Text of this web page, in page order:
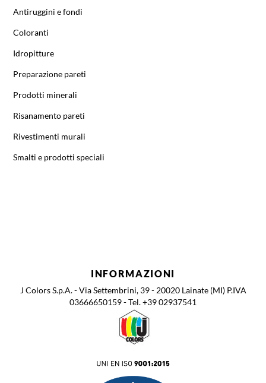
Antiruggini e fondi
Coloranti
Idropitture
Preparazione pareti
Prodotti minerali
Risanamento pareti
Rivestimenti murali
Smalti e prodotti speciali
INFORMAZIONI
J Colors S.p.A. - Via Settembrini, 39 - 20020 Lainate (MI) P.IVA
03666650159 - Tel. +39 02937541